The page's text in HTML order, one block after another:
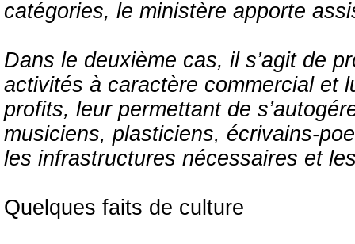
catégories, le ministère apporte
Dans le deuxième cas, il s’agit de
activités à caractère commercial et
profits, leur permettant de
musiciens, plasticiens, écrivains-
les infrastructures nécessaires et
Quelques faits de culture